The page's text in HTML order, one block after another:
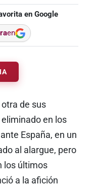
en Google
en
de sus
en los
España, en un
al alargue, pero
los últimos
a la afición